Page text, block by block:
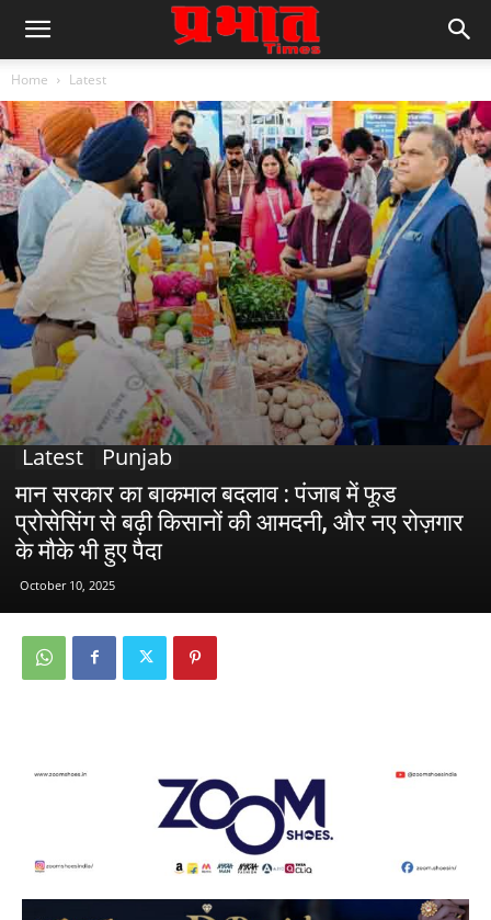
Home Latest
Latest Punjab
मान सरकार का बाकमाल बदलाव : पंजाब में फूड
प्रोसेसिंग से बढ़ी किसानों की आमदनी, और नए रोज़गार
के मौके भी हुए पैदा
October 10, 2025